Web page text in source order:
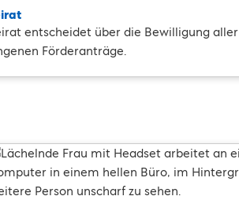
entscheidet über die Bewilligung aller
Förderanträge.